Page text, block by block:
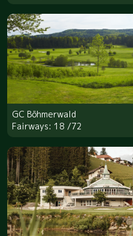
GC Böhmerwald
Fairways: 18 /72